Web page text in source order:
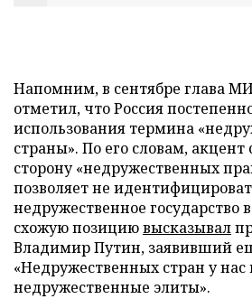
Напомним, в сентябре глава
отметил, что Россия
использования термина
страны». По его словам, акцент
сторону «недружественных
позволяет не
недружественное государство
схожую позициювысказывал
Владимир Путин, заявивший
«Недружественных стран у нас
недружественные элиты».